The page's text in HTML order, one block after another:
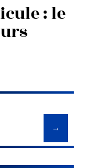
: le